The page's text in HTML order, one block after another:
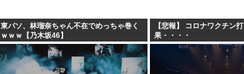
東パソ、林瑠奈ちゃん不在でめっちゃ巻く
ｗｗｗ【乃木坂46】
【悲報】 コロナワクチン
果・・・・